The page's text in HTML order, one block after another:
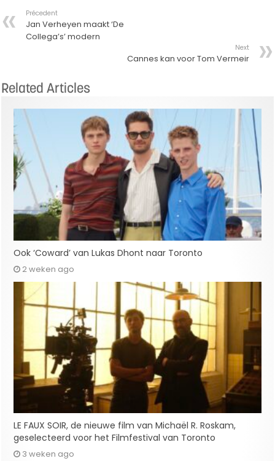
Précedent
Jan Verheyen maakt ‘De
Collega’s’ modern
Next
Cannes kan voor Tom Vermeir
Related Articles
Ook ‘Coward’ van Lukas Dhont naar Toronto
2 weken ago
LE FAUX SOIR, de nieuwe film van Michaël R. Roskam,
geselecteerd voor het Filmfestival van Toronto
3 weken ago